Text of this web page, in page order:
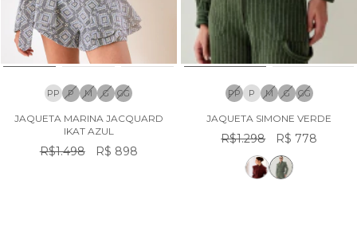
PP P M G GG
JAQUETA MARINA JACQUARD
IKAT AZUL
R$1.498 R$ 898
PP P M G GG
JAQUETA SIMONE VERDE
R$1.298 R$ 778